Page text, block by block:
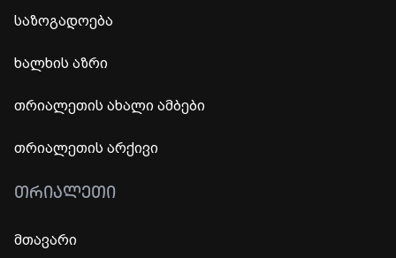
საზოგადოება
ხალხის აზრი
თრიალეთის ახალი ამბები
თრიალეთის არქივი
ᲗᲠᲘᲐᲚᲔᲗᲘ
მთავარი